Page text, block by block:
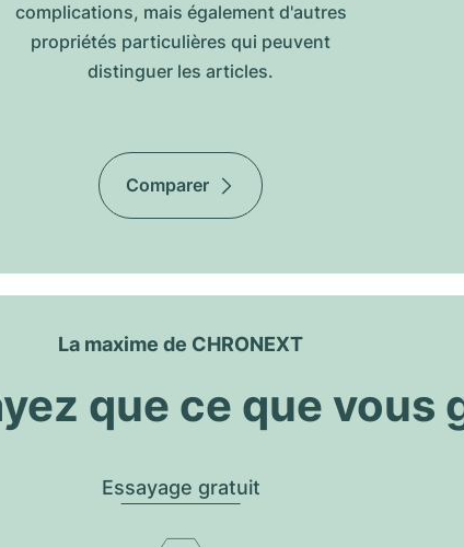
complications, mais également d'autres
propriétés particulières qui peuvent
distinguer les articles.
Comparer
La maxime de CHRONEXT
que ce que vous
Essayage gratuit